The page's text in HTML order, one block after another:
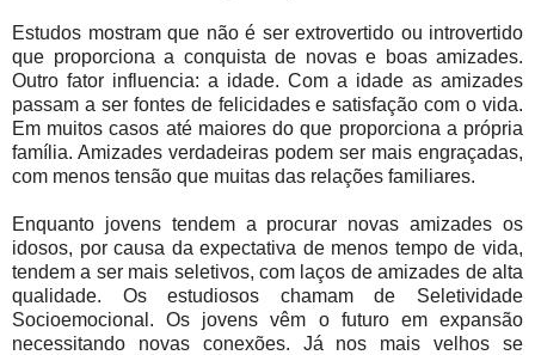
Estudos mostram que não é ser extrovertido ou introvertido
que proporciona a conquista de novas e boas amizades.
Outro fator influencia: a idade. Com a idade as amizades
passam a ser fontes de felicidades e satisfação com o vida.
Em muitos casos até maiores do que proporciona a própria
família. Amizades verdadeiras podem ser mais engraçadas,
com menos tensão que muitas das relações familiares.
Enquanto jovens tendem a procurar novas amizades os
idosos, por causa da expectativa de menos tempo de vida,
tendem a ser mais seletivos, com laços de amizades de alta
qualidade. Os estudiosos chamam de Seletividade
Socioemocional. Os jovens vêm o futuro em expansão
necessitando novas conexões. Já nos mais velhos se